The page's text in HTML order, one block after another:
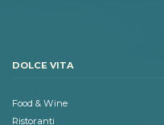
DOLCE VITA
Food & Wine
Ristoranti